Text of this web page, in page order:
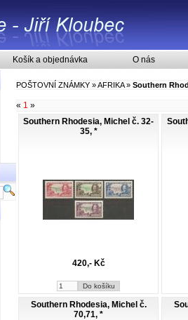
Košík a objednávka O nás
POŠTOVNÍ ZNÁMKY »AFRIKA» Southern
« 1 »
Southern Rhodesia, Michel č. 32-
35, *
420,- Kč
Southern Rhodesia, Michel č.
70,71, *